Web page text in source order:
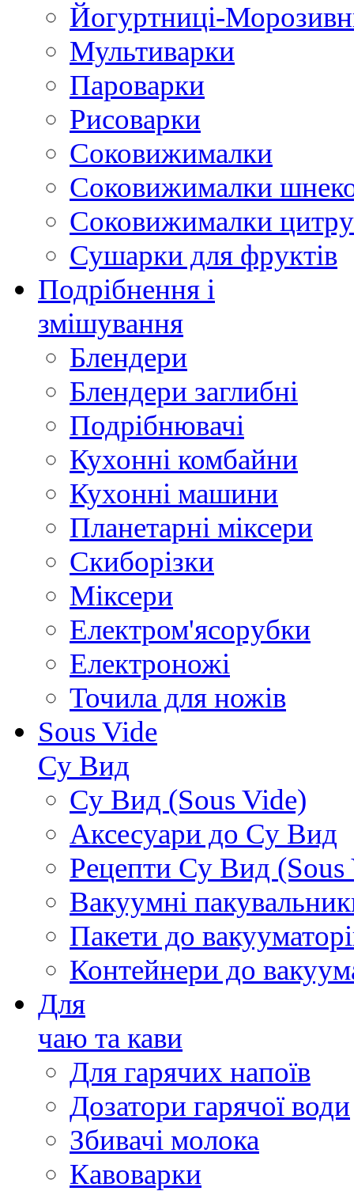
Йогуртниці-
Мультиварки
Пароварки
Рисоварки
Соковижималки
Соковижималки
Соковижималки
Сушарки для фруктів
Подрібнення і
змішування
Блендери
Блендери заглибні
Подрібнювачі
Кухонні комбайни
Кухонні машини
Планетарні міксери
Скиборізки
Міксери
Електром'ясорубки
Електроножі
Точила для ножів
Sous Vide
Су Вид
Су Вид (Sous Vide)
Аксесуари до Су Вид
Рецепти Су Вид (Sous
Вакуумні
Пакети до
Контейнери до
Для
чаю та кави
Для гарячих напоїв
Дозатори гарячої води
Збивачі молока
Кавоварки